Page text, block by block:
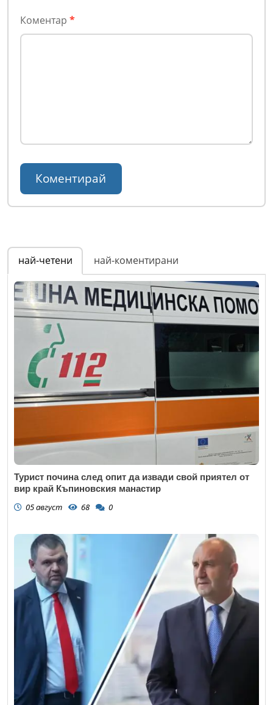
Коментар *
най-четени най-коментирани
Турист почина след опит да извади свой приятел от
вир край Къпиновския манастир
05 август 68 0